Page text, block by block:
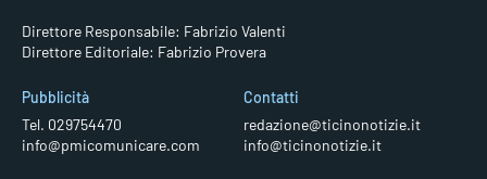
Direttore Responsabile: Fabrizio Valenti
Direttore Editoriale: Fabrizio Provera
Pubblicità
Tel. 029754470
info@pmicomunicare.com
Contatti
redazione@ticinonotizie.it
info@ticinonotizie.it